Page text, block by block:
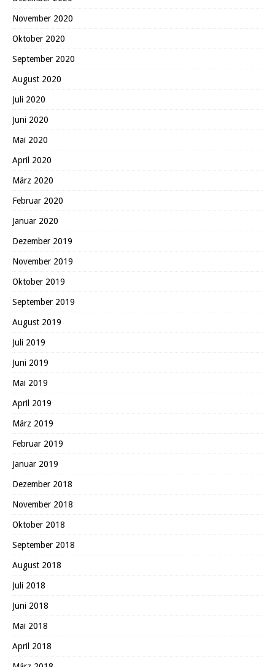
November 2020
Oktober 2020
September 2020
August 2020
Juli 2020
Juni 2020
Mai 2020
April 2020
März 2020
Februar 2020
Januar 2020
Dezember 2019
November 2019
Oktober 2019
September 2019
August 2019
Juli 2019
Juni 2019
Mai 2019
April 2019
März 2019
Februar 2019
Januar 2019
Dezember 2018
November 2018
Oktober 2018
September 2018
August 2018
Juli 2018
Juni 2018
Mai 2018
April 2018